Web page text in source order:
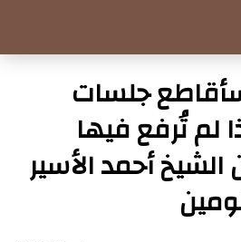
جلسات
لم تُرفع فيها
أحمد الأسير